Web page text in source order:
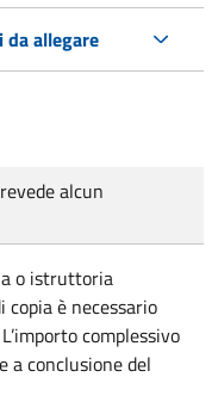
allegare
alcun
o istruttoria
è necessario
L’importo complessivo
a conclusione del